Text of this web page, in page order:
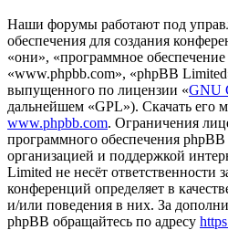
Наши форумы работают под
обеспечения для создания
«они», «программное
«www.phpbb.com», «phpBB
выпущенного по лицензии «GNU
дальнейшем «GPL»). Скачать его
www.phpbb.com. Ограничения
программного обеспечения phpBB
организацией и поддержкой
Limited не несёт ответственности
конференций определяет в
и/или поведения в них. За
phpBB обращайтесь по адресу